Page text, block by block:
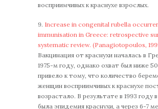
восприимчивых к краснухе взрослых.
9. Increase in congenital rubella
immunisation in Greece: retrospective
systematic review. (Panagiotopoulos,
Вакцинация от краснухи началась в
1975-м году, однако охват был ниже
привело к тому, что количество
женщин восприимчивых к краснухе
возрастало. В результате в 1993 году
была эпидемия краснухи, а через 6-7